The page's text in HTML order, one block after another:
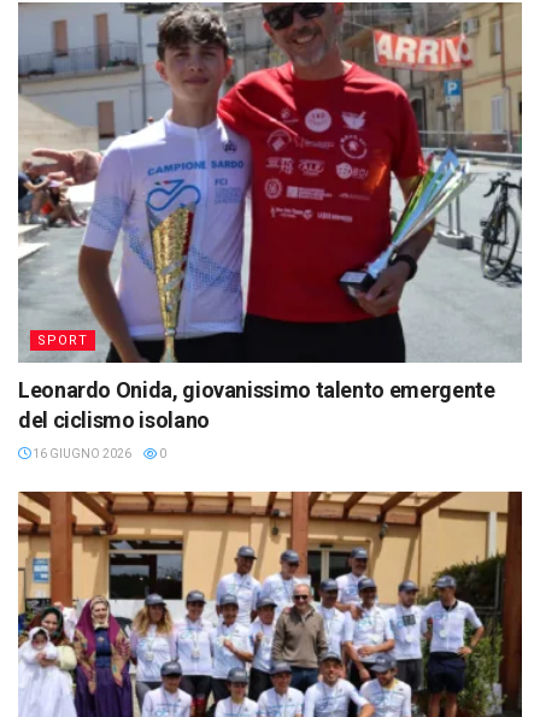
SPORT
Leonardo Onida, giovanissimo talento emergente
del ciclismo isolano
16 GIUGNO 2026 0